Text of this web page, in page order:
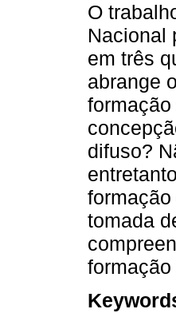
O
Nacional
em três
abrange
difuso?
tomada